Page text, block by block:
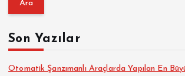
m
:Son Yazılar
Otomatik Şanzımanlı Araçlarda Yapılan En